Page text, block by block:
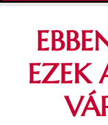
EZEK